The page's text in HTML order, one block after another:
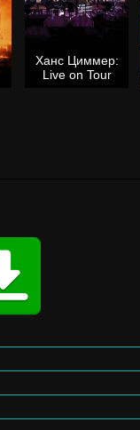
Ханс Циммер:
Live on Tour